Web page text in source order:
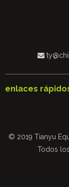

enlaces
© 2019 Tianyu
Todos